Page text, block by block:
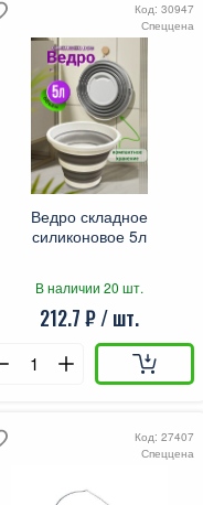
Код: 30947
Спеццена
Ведро складное
силиконовое 5л
В наличии 20 шт.
212.7 ₽ / шт.
Код: 27407
Спеццена